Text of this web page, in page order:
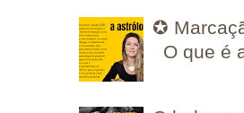
✪
O que é